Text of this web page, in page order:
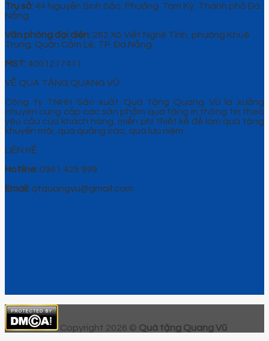
Trụ sở: 44 Nguyễn Sinh Sắc, Phường Tam Kỳ, Thành phố Đà
Nẵng.
Văn phòng đại diện: 262 Xô Viết Nghệ Tĩnh, phường Khuê
Trung, Quận Cẩm Lệ, TP. Đà Nẵng.
MST: 4001217411
VỀ QUÀ TẶNG QUANG VŨ
Công ty TNHH Sản xuất Quà tặng Quang Vũ là xưởng
chuyên cung cấp các sản phẩm quà tặng in thông tin theo
yêu cầu của khách hàng, miễn phí thiết kế để làm quà tặng
khuyến mãi, quà quảng cáo, quà lưu niệm…
LIÊN HỆ
Hotline: 0961 425 999
Email: qtquangvu@gmail.com
Copyright 2026 © Quà tặng Quang Vũ